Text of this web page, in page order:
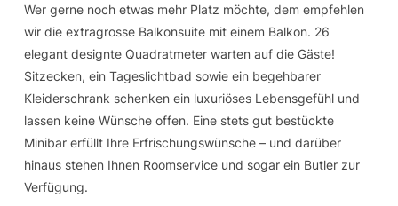
Wer gerne noch etwas mehr Platz möchte, dem empfehlen
wir die extragrosse Balkonsuite mit einem Balkon. 26
elegant designte Quadratmeter warten auf die Gäste!
Sitzecken, ein Tageslichtbad sowie ein begehbarer
Kleiderschrank schenken ein luxuriöses Lebensgefühl und
lassen keine Wünsche offen. Eine stets gut bestückte
Minibar erfüllt Ihre Erfrischungswünsche – und darüber
hinaus stehen Ihnen Roomservice und sogar ein Butler zur
Verfügung.